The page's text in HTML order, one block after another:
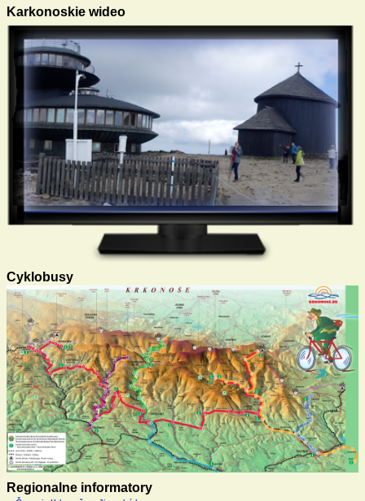
Karkonoskie wideo
Cyklobusy
Regionalne informatory